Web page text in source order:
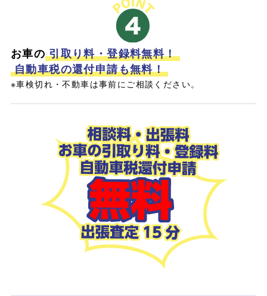
お車の 引取り料・登録料無料！
自動車税の還付申請も無料！
※車検切れ・不動車は事前にご相談ください。